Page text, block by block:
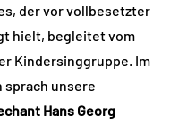
der vor vollbesetzter
hielt, begleitet vom
Kindersinggruppe. Im
sprach unsere
Hans Georg